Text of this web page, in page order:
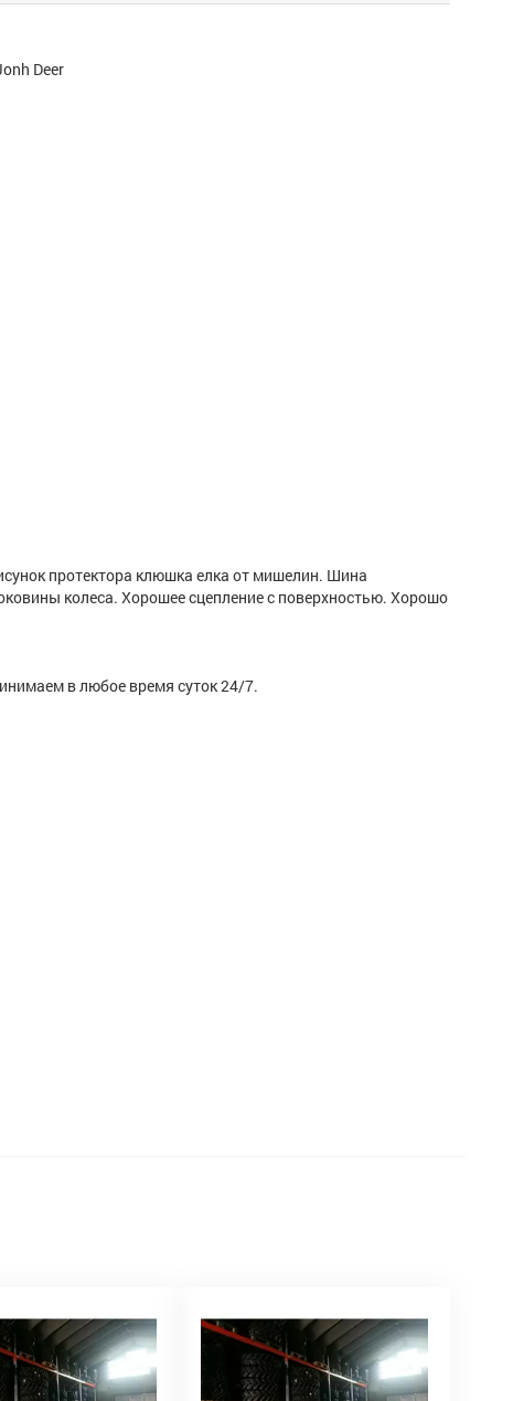
Deer
протектора клюшка елка от мишелин. Шина
колеса. Хорошее сцепление с поверхностью. Хорошо
в любое время суток 24/7.